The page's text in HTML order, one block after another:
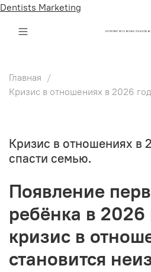
Dentists Marketing
ИНТЕЛЛЕКТ КЛУБ ОНЛАЙН СТАНИСЛАВА
Главная
Кризис в отношениях в 2026
Кризис в отношениях в
спасти семью.
Появление
ребёнка в 2026
кризис в
становится